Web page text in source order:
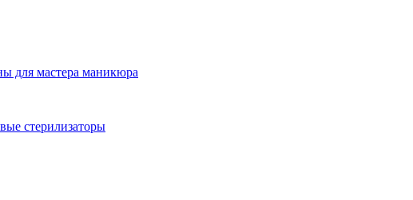
для мастера маникюра
стерилизаторы